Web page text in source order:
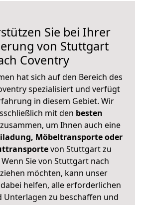
Sie bei Ihrer
von Stuttgart
Coventry
hat sich auf den Bereich des
spezialisiert und verfügt
in diesem Gebiet. Wir
mit den besten
zusammen, um Ihnen auch eine
Möbeltransporte oder
von Stuttgart zu
Sie von Stuttgart nach
möchten, kann unser
helfen, alle erforderlichen
Unterlagen zu beschaffen und